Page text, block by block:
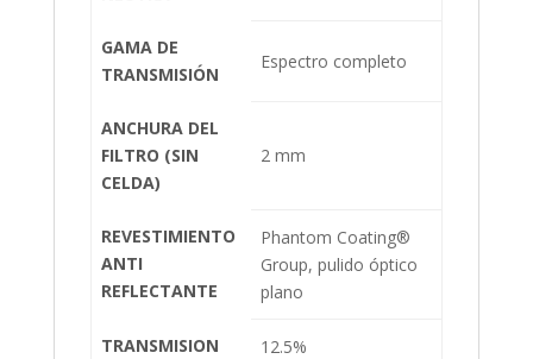
GAMA DE
TRANSMISIÓN
Espectro completo
ANCHURA DEL
FILTRO (SIN
CELDA)
2 mm
REVESTIMIENTO
ANTI
REFLECTANTE
Phantom Coating®
Group, pulido óptico
plano
TRANSMISION 12.5%